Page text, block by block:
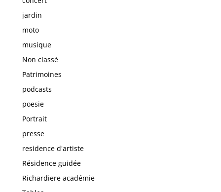
jardin
moto
musique
Non classé
Patrimoines
podcasts
poesie
Portrait
presse
residence d'artiste
Résidence guidée
Richardiere académie